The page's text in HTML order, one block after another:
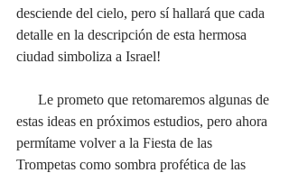
desciende del cielo, pero sí hallará que cada
detalle en la descripción de esta hermosa
ciudad simboliza a Israel!
estas ideas en próximos estudios, pero ahora
permítame volver a la Fiesta de las
Trompetas como sombra profética de las